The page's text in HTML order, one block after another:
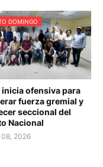
DOMINGO
inicia ofensiva para
fuerza gremial y
seccional del
Nacional
2026